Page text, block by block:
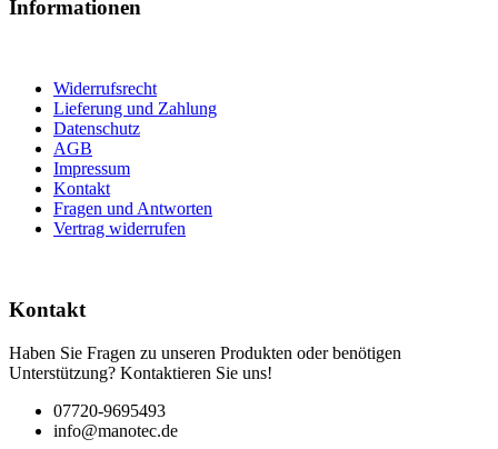
Informationen
Widerrufsrecht
Lieferung und Zahlung
Datenschutz
AGB
Impressum
Kontakt
Fragen und Antworten
Vertrag widerrufen
Kontakt
Haben Sie Fragen zu unseren Produkten oder benötigen
Unterstützung? Kontaktieren Sie uns!
07720-9695493
info@manotec.de